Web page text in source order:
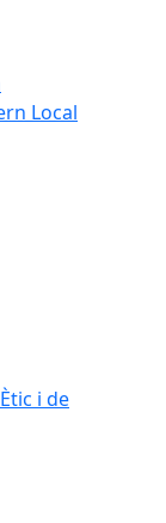
Local
i de